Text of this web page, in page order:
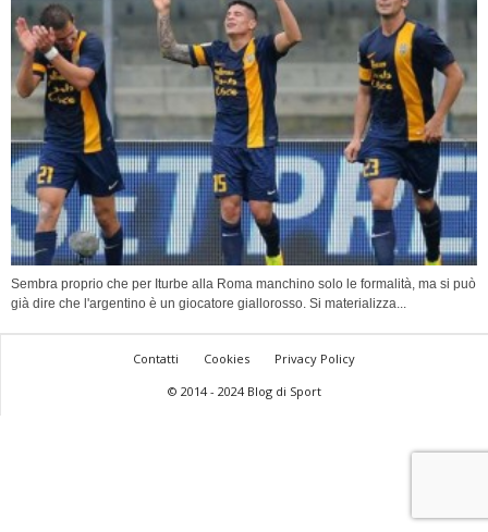
Sembra proprio che per Iturbe alla Roma manchino solo le formalità, ma si può
già dire che l'argentino è un giocatore giallorosso. Si materializza...
Contatti Cookies
Privacy Policy
© 2014 - 2024 Blog di Sport